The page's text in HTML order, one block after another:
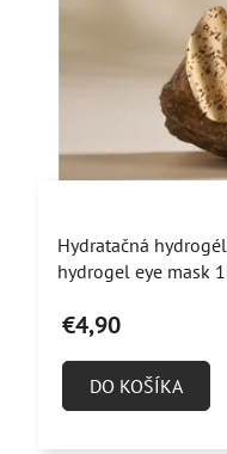
hodnotenie
je
5,0
Hydratačná
hydrogel eye mask
€4,90
DO KOŠÍKA